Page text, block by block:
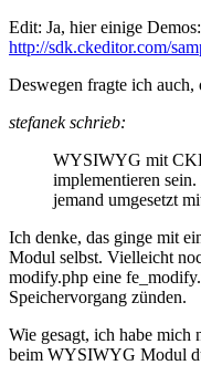
Edit: Ja, hier einige Demos:
http://sdk.ckeditor.com/
Deswegen fragte ich auch,
stefanek schrieb:
WYSIWYG mit
implementieren
jemand umgesetzt
Ich denke, das ginge mit
Modul selbst. Vielleicht
modify.php eine
Speichervorgang zünden.
Wie gesagt, ich habe mich
beim WYSIWYG Modul